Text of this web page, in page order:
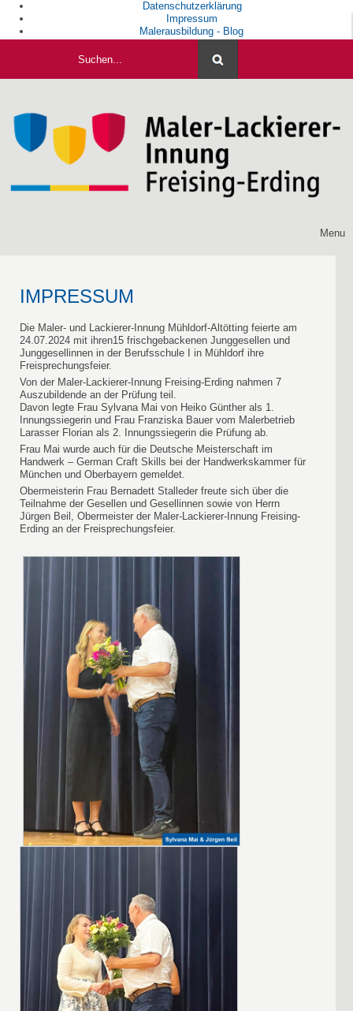
Datenschutzerklärung
Impressum
Malerausbildung - Blog
Menu
IMPRESSUM
Die Maler- und Lackierer-Innung Mühldorf-Altötting feierte am
24.07.2024 mit ihren15 frischgebackenen Junggesellen und
Junggesellinnen in der Berufsschule I in Mühldorf ihre
Freisprechungsfeier.
Von der Maler-Lackierer-Innung Freising-Erding nahmen 7
Auszubildende an der Prüfung teil.
Davon legte Frau Sylvana Mai von Heiko Günther als 1.
Innungssiegerin und Frau Franziska Bauer vom Malerbetrieb
Larasser Florian als 2. Innungssiegerin die Prüfung ab.
Frau Mai wurde auch für die Deutsche Meisterschaft im
Handwerk – German Craft Skills bei der Handwerkskammer für
München und Oberbayern gemeldet.
Obermeisterin Frau Bernadett Stalleder freute sich über die
Teilnahme der Gesellen und Gesellinnen sowie von Herrn
Jürgen Beil, Obermeister der Maler-Lackierer-Innung Freising-
Erding an der Freisprechungsfeier.